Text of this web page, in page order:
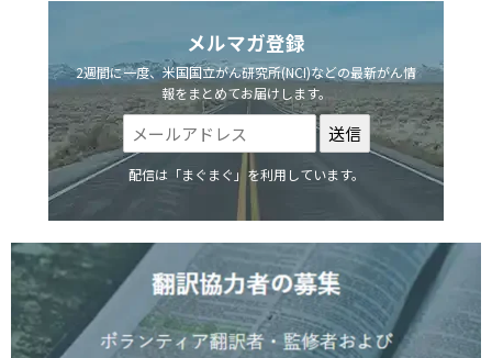
メルマガ登録
2週間に一度、米国国立がん研究所(NCI)などの最新がん情
報をまとめてお届けします。
配信は「まぐまぐ」を利用しています。